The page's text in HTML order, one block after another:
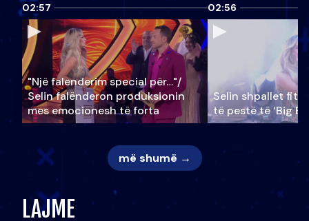
02:57
"Një falenderim special për…"/
Selin falënderon produksionin
mes emocionesh të forta
02:56
Selin shpallet
të pestë të ‘Big
më shumë →
LAJME